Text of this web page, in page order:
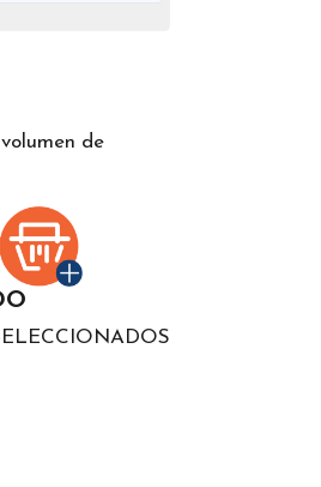
de